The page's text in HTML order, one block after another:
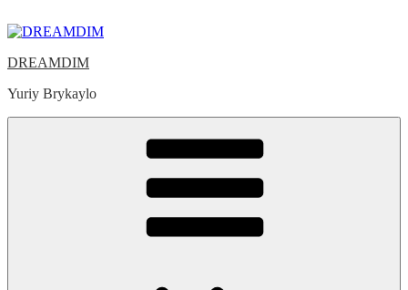
to
DREAMDIM
Yuriy Brykaylo